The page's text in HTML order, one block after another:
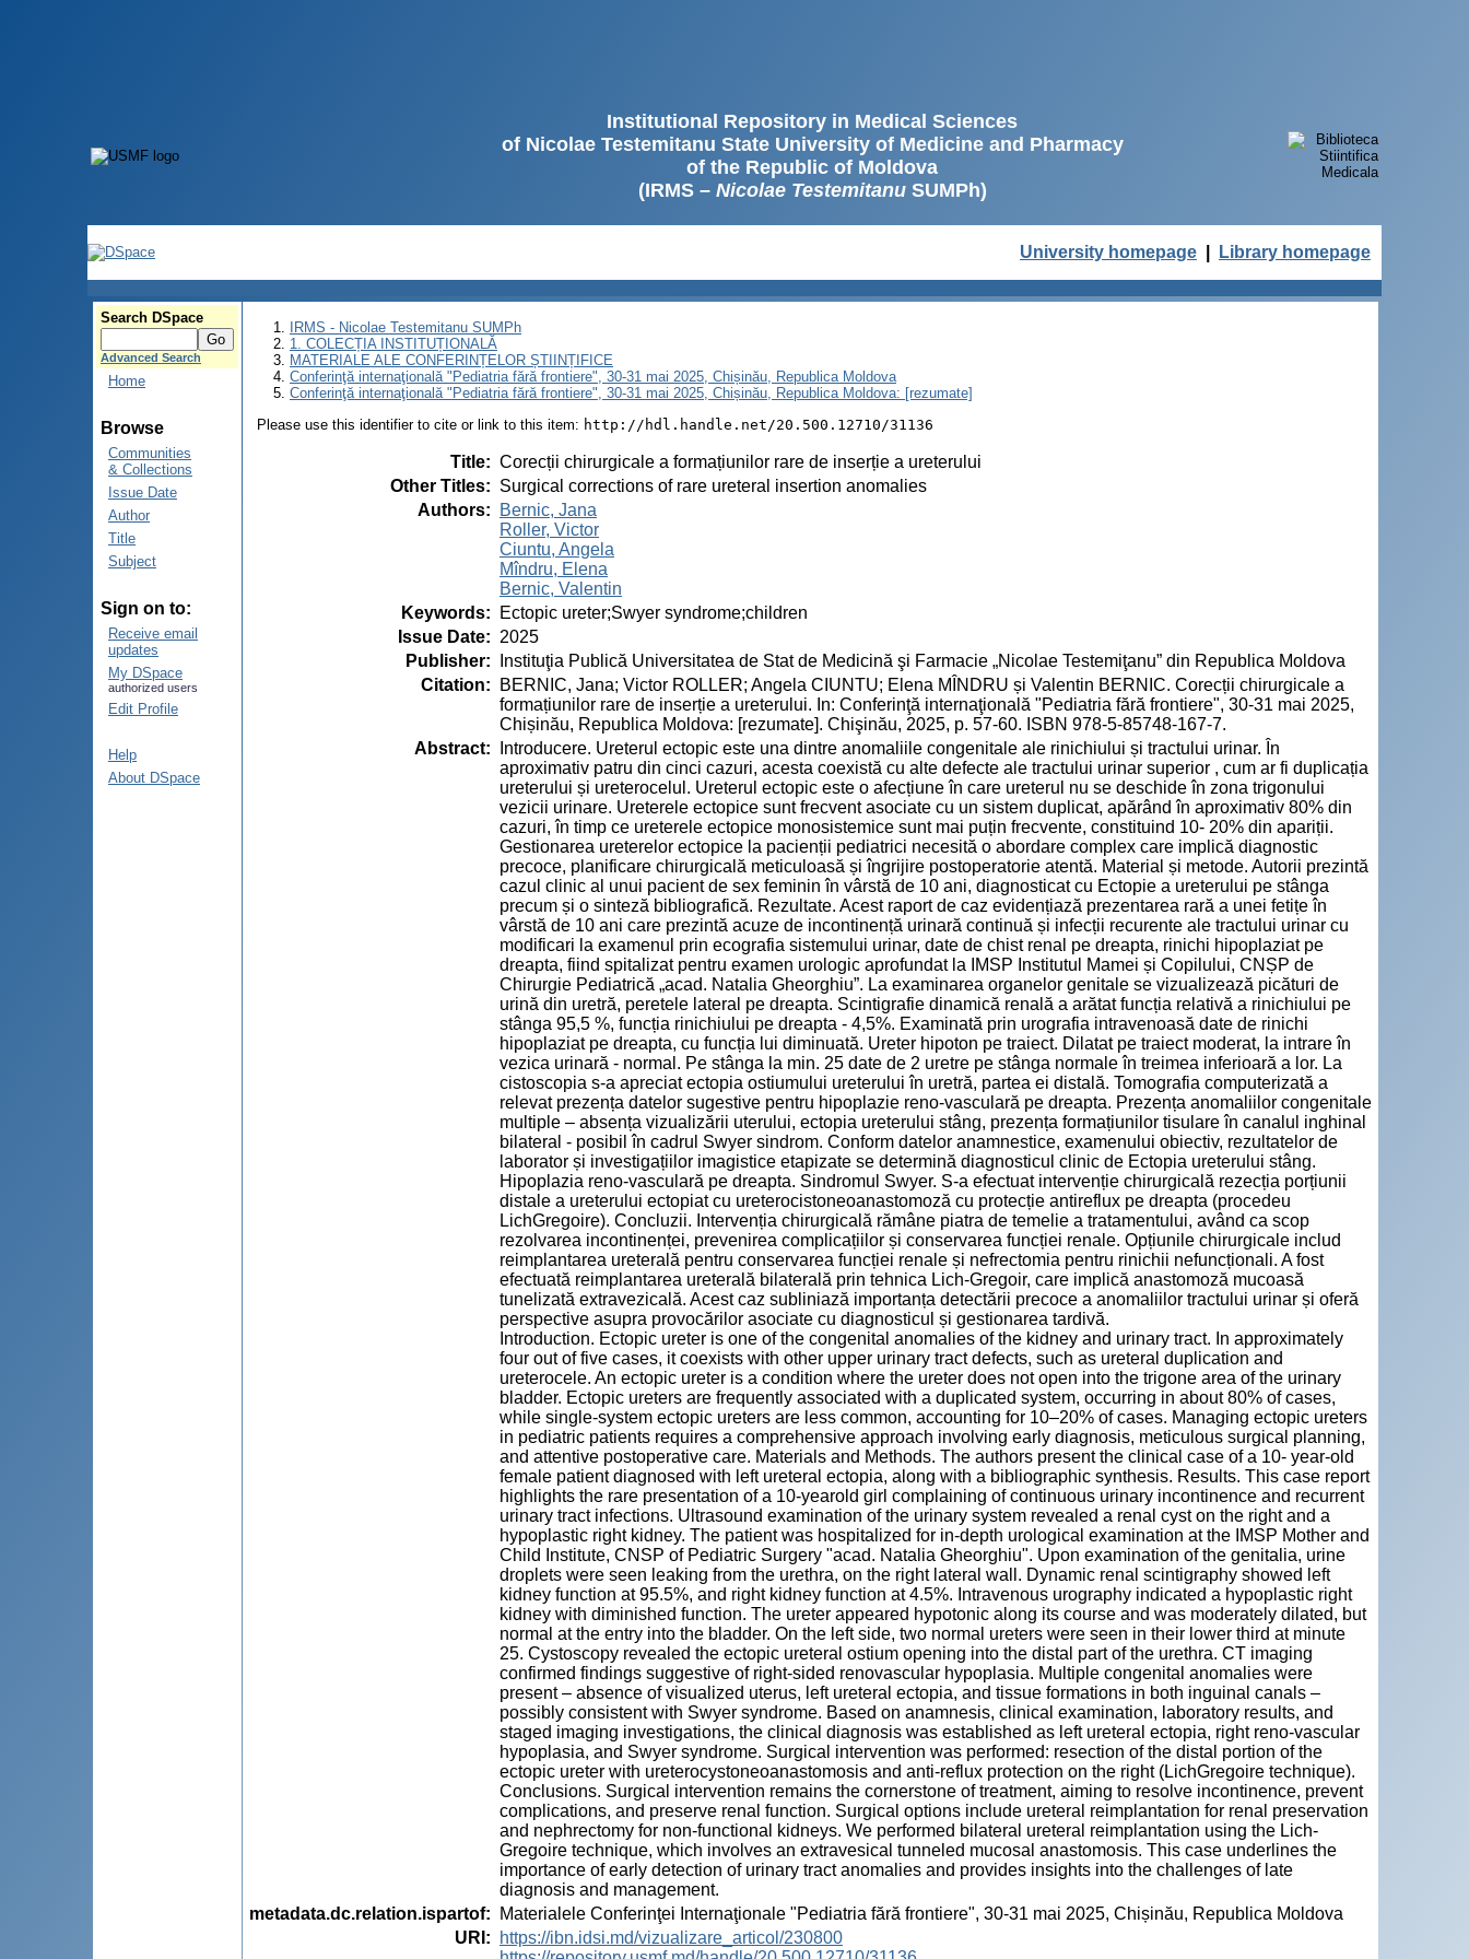
Institutional Repository in Medical Sciences
of Nicolae Testemitanu State University of Medicine and Pharmacy
of the Republic of Moldova
(IRMS – Nicolae TestemitanuSUMPh)
University homepage Library homepage
Search DSpace
Advanced Search
Home
Browse
Communities
& Collections
Issue Date
Author
Title
Subject
Sign on to:
Receive email
updates
My DSpace
authorized users
Edit Profile
Help
About DSpace
IRMS - Nicolae Testemitanu SUMPh
1. COLECȚIA INSTITUȚIONALĂ
MATERIALE ALE CONFERINȚELOR ȘTIINȚIFICE
Conferinţă internaţională "Pediatria fără frontiere", 30-31 mai 2025, Chișinău, Republica Moldova
Conferinţă internaţională "Pediatria fără frontiere", 30-31 mai 2025, Chișinău, Republica Moldova: [rezumate]
Please use this identifier to cite or link to this item: http://hdl.handle.net/20.500.12710/31136
Title: Corecții chirurgicale a formațiunilor rare de inserție a ureterului
Other Titles: Surgical corrections of rare ureteral insertion anomalies
Authors:
Bernic, Jana
Roller, Victor
Ciuntu, Angela
Mîndru, Elena
Bernic, Valentin
Keywords:
Ectopic ureter;Swyer syndrome;children
Issue Date: 2025
Publisher:
Instituţia Publică Universitatea de Stat de Medicină şi Farmacie „Nicolae Testemiţanu” din Republica Moldova
Citation:
BERNIC, Jana; Victor ROLLER; Angela CIUNTU; Elena MÎNDRU și Valentin BERNIC. Corecții chirurgicale a
formațiunilor rare de inserție a ureterului. In: Conferinţă internaţională "Pediatria fără frontiere", 30-31 mai 2025,
Chișinău, Republica Moldova: [rezumate]. Chişinău, 2025, p. 57-60. ISBN 978-5-85748-167-7.
Abstract:
Introducere. Ureterul ectopic este una dintre anomaliile congenitale ale rinichiului și tractului urinar. În
aproximativ patru din cinci cazuri, acesta coexistă cu alte defecte ale tractului urinar superior , cum ar fi duplicația
ureterului și ureterocelul. Ureterul ectopic este o afecțiune în care ureterul nu se deschide în zona trigonului
vezicii urinare. Ureterele ectopice sunt frecvent asociate cu un sistem duplicat, apărând în aproximativ 80% din
cazuri, în timp ce ureterele ectopice monosistemice sunt mai puțin frecvente, constituind 10- 20% din apariții.
Gestionarea ureterelor ectopice la pacienții pediatrici necesită o abordare complex care implică diagnostic
precoce, planificare chirurgicală meticuloasă și îngrijire postoperatorie atentă. Material și metode. Autorii prezintă
cazul clinic al unui pacient de sex feminin în vârstă de 10 ani, diagnosticat cu Ectopie a ureterului pe stânga
precum și o sinteză bibliografică. Rezultate. Acest raport de caz evidențiază prezentarea rară a unei fetițe în
vârstă de 10 ani care prezintă acuze de incontinență urinară continuă și infecții recurente ale tractului urinar cu
modificari la examenul prin ecografia sistemului urinar, date de chist renal pe dreapta, rinichi hipoplaziat pe
dreapta, fiind spitalizat pentru examen urologic aprofundat la IMSP Institutul Mamei și Copilului, CNȘP de
Chirurgie Pediatrică „acad. Natalia Gheorghiu”. La examinarea organelor genitale se vizualizează picături de
urină din uretră, peretele lateral pe dreapta. Scintigrafie dinamică renală a arătat funcția relativă a rinichiului pe
stânga 95,5 %, funcția rinichiului pe dreapta - 4,5%. Examinată prin urografia intravenoasă date de rinichi
hipoplaziat pe dreapta, cu funcția lui diminuată. Ureter hipoton pe traiect. Dilatat pe traiect moderat, la intrare în
vezica urinară - normal. Pe stânga la min. 25 date de 2 uretre pe stânga normale în treimea inferioară a lor. La
cistoscopia s-a apreciat ectopia ostiumului ureterului în uretră, partea ei distală. Tomografia computerizată a
relevat prezența datelor sugestive pentru hipoplazie reno-vasculară pe dreapta. Prezența anomaliilor congenitale
multiple – absența vizualizării uterului, ectopia ureterului stâng, prezența formațiunilor tisulare în canalul inghinal
bilateral - posibil în cadrul Swyer sindrom. Conform datelor anamnestice, examenului obiectiv, rezultatelor de
laborator și investigațiilor imagistice etapizate se determină diagnosticul clinic de Ectopia ureterului stâng.
Hipoplazia reno-vasculară pe dreapta. Sindromul Swyer. S-a efectuat intervenție chirurgicală rezecția porțiunii
distale a ureterului ectopiat cu ureterocistoneoanastomoză cu protecție antireflux pe dreapta (procedeu
LichGregoire). Concluzii. Intervenția chirurgicală rămâne piatra de temelie a tratamentului, având ca scop
rezolvarea incontinenței, prevenirea complicațiilor și conservarea funcției renale. Opțiunile chirurgicale includ
reimplantarea ureterală pentru conservarea funcției renale și nefrectomia pentru rinichii nefuncționali. A fost
efectuată reimplantarea ureterală bilaterală prin tehnica Lich-Gregoir, care implică anastomoză mucoasă
tunelizată extravezicală. Acest caz subliniază importanța detectării precoce a anomaliilor tractului urinar și oferă
perspective asupra provocărilor asociate cu diagnosticul și gestionarea tardivă.
Introduction. Ectopic ureter is one of the congenital anomalies of the kidney and urinary tract. In approximately
four out of five cases, it coexists with other upper urinary tract defects, such as ureteral duplication and
ureterocele. An ectopic ureter is a condition where the ureter does not open into the trigone area of the urinary
bladder. Ectopic ureters are frequently associated with a duplicated system, occurring in about 80% of cases,
while single-system ectopic ureters are less common, accounting for 10–20% of cases. Managing ectopic ureters
in pediatric patients requires a comprehensive approach involving early diagnosis, meticulous surgical planning,
and attentive postoperative care. Materials and Methods. The authors present the clinical case of a 10- year-old
female patient diagnosed with left ureteral ectopia, along with a bibliographic synthesis. Results. This case report
highlights the rare presentation of a 10-yearold girl complaining of continuous urinary incontinence and recurrent
urinary tract infections. Ultrasound examination of the urinary system revealed a renal cyst on the right and a
hypoplastic right kidney. The patient was hospitalized for in-depth urological examination at the IMSP Mother and
Child Institute, CNSP of Pediatric Surgery "acad. Natalia Gheorghiu". Upon examination of the genitalia, urine
droplets were seen leaking from the urethra, on the right lateral wall. Dynamic renal scintigraphy showed left
kidney function at 95.5%, and right kidney function at 4.5%. Intravenous urography indicated a hypoplastic right
kidney with diminished function. The ureter appeared hypotonic along its course and was moderately dilated, but
normal at the entry into the bladder. On the left side, two normal ureters were seen in their lower third at minute
25. Cystoscopy revealed the ectopic ureteral ostium opening into the distal part of the urethra. CT imaging
confirmed findings suggestive of right-sided renovascular hypoplasia. Multiple congenital anomalies were
present – absence of visualized uterus, left ureteral ectopia, and tissue formations in both inguinal canals –
possibly consistent with Swyer syndrome. Based on anamnesis, clinical examination, laboratory results, and
staged imaging investigations, the clinical diagnosis was established as left ureteral ectopia, right reno-vascular
hypoplasia, and Swyer syndrome. Surgical intervention was performed: resection of the distal portion of the
ectopic ureter with ureterocystoneoanastomosis and anti-reflux protection on the right (LichGregoire technique).
Conclusions. Surgical intervention remains the cornerstone of treatment, aiming to resolve incontinence, prevent
complications, and preserve renal function. Surgical options include ureteral reimplantation for renal preservation
and nephrectomy for non-functional kidneys. We performed bilateral ureteral reimplantation using the Lich-
Gregoire technique, which involves an extravesical tunneled mucosal anastomosis. This case underlines the
importance of early detection of urinary tract anomalies and provides insights into the challenges of late
diagnosis and management.
metadata.dc.relation.ispartof:
Materialele Conferinţei Internaţionale "Pediatria fără frontiere", 30-31 mai 2025, Chișinău, Republica Moldova
URI :
https://ibn.idsi.md/vizualizare_articol/230800